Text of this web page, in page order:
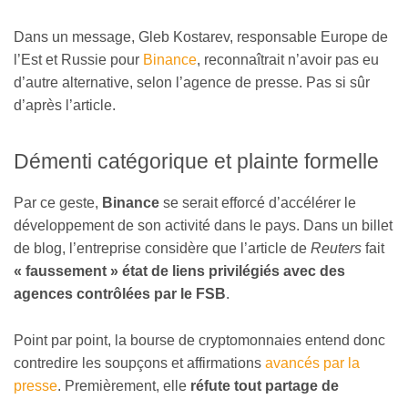
Dans un message, Gleb Kostarev, responsable Europe de
l’Est et Russie pour Binance, reconnaîtrait n’avoir pas eu
d’autre alternative, selon l’agence de presse. Pas si sûr
d’après l’article.
Démenti catégorique et plainte formelle
Par ce geste, Binance se serait efforcé d’accélérer le
développement de son activité dans le pays. Dans un billet
de blog, l’entreprise considère que l’article de Reuters fait
« faussement » état de liens privilégiés avec des
agences contrôlées par le FSB.
Point par point, la bourse de cryptomonnaies entend donc
contredire les soupçons et affirmations avancés par la
presse. Premièrement, elle réfute tout partage de